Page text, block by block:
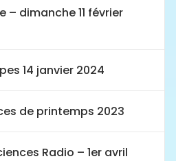
– dimanche 11 février
14 janvier 2024
de printemps 2023
Radio – 1er avril